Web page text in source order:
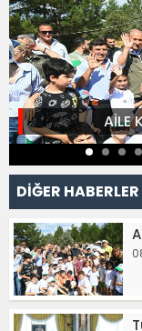
AİLE
DİĞER HABERLER